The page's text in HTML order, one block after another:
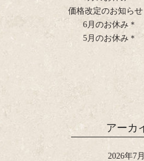
価格改定のお知らせ
6月のお休み＊
5月のお休み＊
アーカ
2026年7月